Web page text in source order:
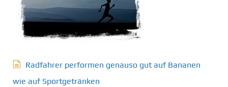
Radfahrer performen genauso gut auf Bananen
wie auf Sportgetränken